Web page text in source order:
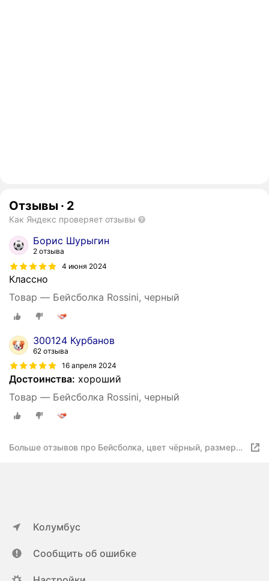
Отзывы · 2
Как Яндекс проверяет отзывы
Борис Шурыгин
2 отзыва
4 июня 2024
Классно
Товар — Бейсболка Rossini, черный
300124 Курбанов
62 отзыва
16 апреля 2024
Достоинства: хороший
Товар — Бейсболка Rossini, черный
Больше отзывов про Бейсболка, цвет чёрный, размер
Колумбус
Сообщить об ошибке